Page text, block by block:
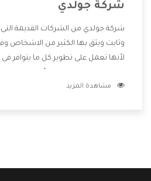
شركة جولدي
شركة جولدي من الشركات القديمة
وثابت ويثق بها الكثير من الاشخاص
لأنها تعمل على تطوير كل ما يتوافر
وتقدم للعملاء أقوى العروض
مشاهدة المزيد